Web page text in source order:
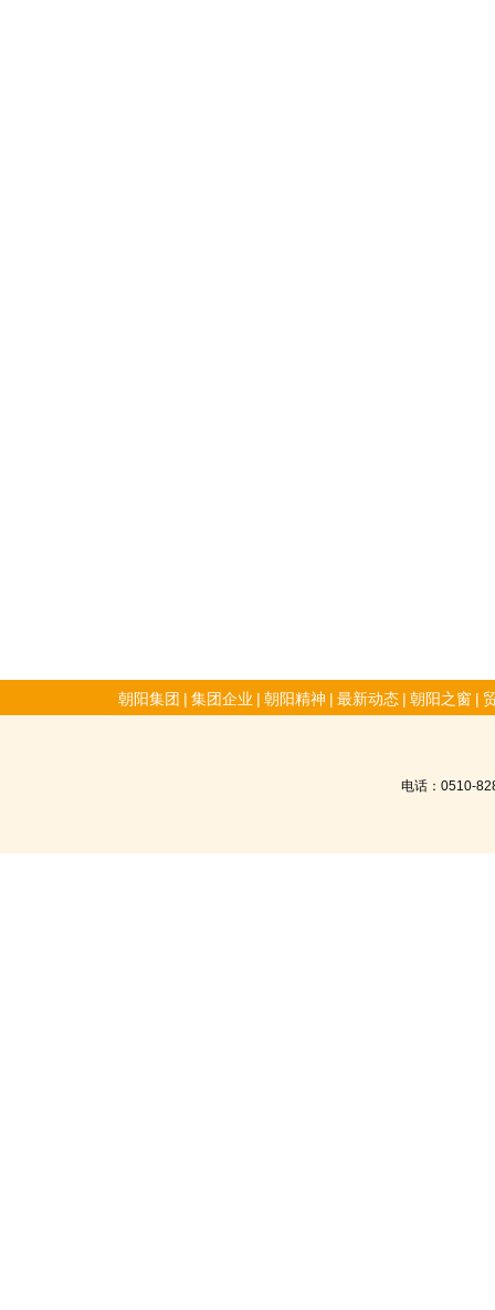
朝阳集团 | 集团企业 | 朝阳精神 | 最新动态 | 朝阳之窗 |
电话：0510-